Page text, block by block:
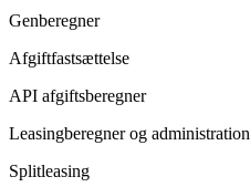
Genberegner
Afgiftfastsættelse
API afgiftsberegner
Leasingberegner og administration
Splitleasing